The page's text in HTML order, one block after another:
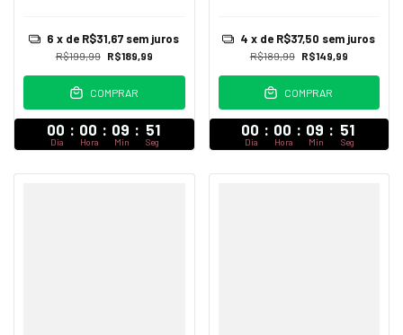
R$199,99 R$189,99
6 x de R$31,67 sem juros
COMPRAR
00 : 00 : 09 : 47
Dia Hora Min Seg
R$189,99 R$149,99
4 x de R$37,50 sem juros
COMPRAR
00 : 00 : 09 : 47
Dia Hora Min Seg